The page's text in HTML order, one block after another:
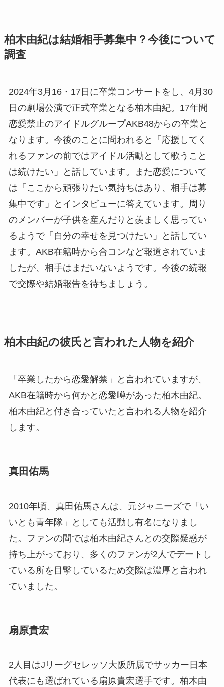
柏木由紀は結婚相手募集中？今後について
調査
2024年3月 16・ 17 日に卒業コンサートをし、 4月 30
日の劇場公演で正式卒業となる柏木由紀。 17年間
恋愛禁止のアイドルグループAKB48からの卒業と
なります。今後のことに問われると「応援してく
れるファンの前ではアイドル活動として歌うこと
は続けたい」と話しています。また恋愛について
は「ここから頑張りたい気持ちはあり、相手は募
集中です」とインタビューに答えています。周り
のメンバーが子供を産んだりと羨ましく思ってい
るようで「自分の幸せを見つけたい」と話してい
ます。 AKB在籍時から合コンなど報道されていま
したが、相手はまだいないようです。今後の続報
で交際や結婚報告を待ちましょう。
柏木由紀の彼氏と言われた人物を紹介
「卒業したから恋愛解禁」と言われていますが、
AKB在籍時から何かと恋愛噂があった柏木由紀。
柏木由紀と付き合っていたと言われる人物を紹介
します。
真田佑馬
2010年頃、真田佑馬さんは、元ジャニーズで「い
いとも青年隊」としても活動し有名になりまし
た。ファンの間では柏木由紀さんとの交際疑惑が
持ち上がっており、多くのファンが2 人でデートし
ている所を目撃しているため交際は濃厚と言われ
ていました。
扇原貴宏
2 人目はJ リーグセレッソ大阪所属でサッカー日本
代表にも選ばれている扇原貴宏選手です。柏木由